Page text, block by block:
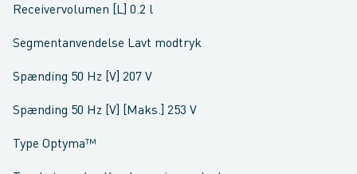
Receivervolumen [L] 0.2 l
Segmentanvendelse Lavt modtryk
Spænding 50 Hz [V] 207 V
Spænding 50 Hz [V] [Maks.] 253 V
Type Optyma™